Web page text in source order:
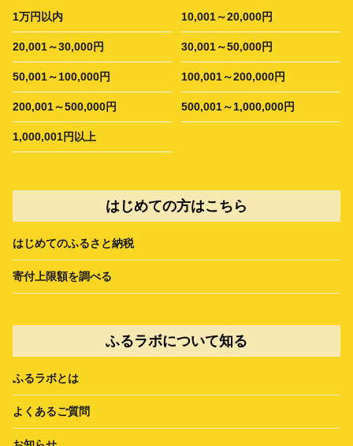
1万円以内 10,001～20,000円
20,001～30,000円 30,001～50,000円
50,001～100,000円 100,001～200,000円
200,001～500,000円 500,001～1,000,000円
1,000,001円以上
はじめての方はこちら
はじめてのふるさと納税
寄付上限額を調べる
ふるラボについて知る
ふるラボとは
よくあるご質問